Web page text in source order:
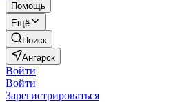
Помощь
Ещё
Поиск
Ангарск
Войти
Войти
Зарегистрироваться